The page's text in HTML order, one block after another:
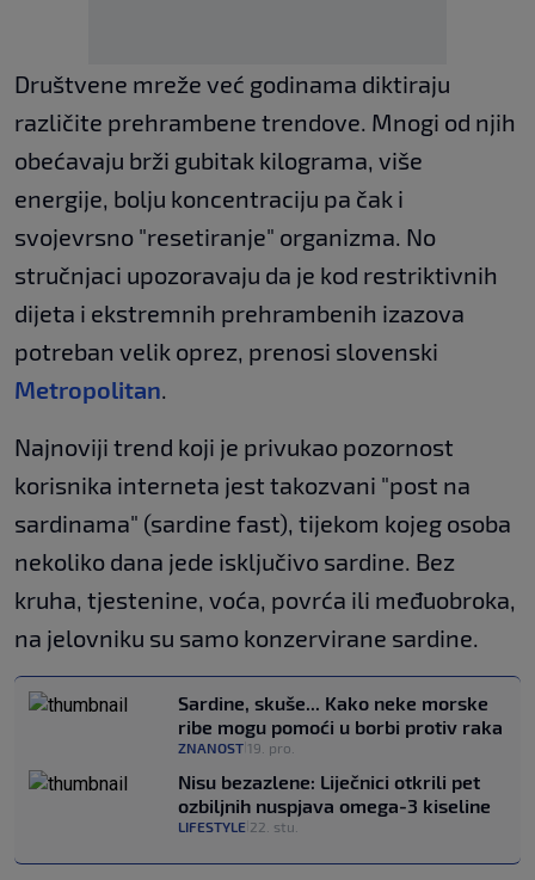
Društvene mreže već godinama diktiraju
različite prehrambene trendove. Mnogi od njih
obećavaju brži gubitak kilograma, više
energije, bolju koncentraciju pa čak i
svojevrsno "resetiranje" organizma. No
stručnjaci upozoravaju da je kod restriktivnih
dijeta i ekstremnih prehrambenih izazova
potreban velik oprez, prenosi slovenski
Metropolitan.
Najnoviji trend koji je privukao pozornost
korisnika interneta jest takozvani "post na
sardinama" (sardine fast), tijekom kojeg osoba
nekoliko dana jede isključivo sardine. Bez
kruha, tjestenine, voća, povrća ili međuobroka,
na jelovniku su samo konzervirane sardine.
Sardine, skuše... Kako neke morske
ribe mogu pomoći u borbi protiv raka
ZNANOST 19. pro.
Nisu bezazlene: Liječnici otkrili pet
ozbiljnih nuspjava omega-3 kiseline
LIFESTYLE 22. stu.